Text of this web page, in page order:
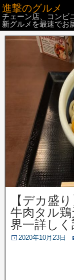
進撃のグルメ
チェーン店、コンビ
新グルメを最速でお
【デカ盛
牛肉タル
界一詳しく
2020年10月23日